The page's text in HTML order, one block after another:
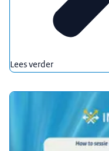
Lees verder